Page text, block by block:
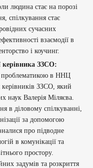
людина стає на порозі
спілкування стає
сучасних
взаємодії в
і коучинг.
керівника ЗЗСО:
проблематикою в ННЦ
керівників ЗЗСО, який
наук Валерія Міляєва.
в діловому спілкуванні,
за допомогою
про підводне
в комунікації та
простору.
задумів та розкриття